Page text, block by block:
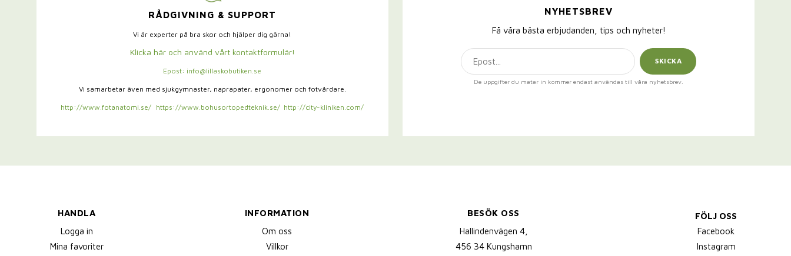
RÅDGIVNING & SUPPORT
Vi är experter på bra skor och hjälper dig gärna!
Klicka här och använd vårt kontaktformulär!
Epost: info@lillaskobutiken.se
Vi samarbetar även med sjukgymnaster, naprapater, ergonomer och fotvårdare.
http://www.fotanatomi.se/ https://www.bohusortopedteknik.se/ http://city-kliniken.com/
NYHETSBREV
Få våra bästa erbjudanden, tips och nyheter!
SKICKA
De uppgifter du matar in kommer endast användas till våra nyhetsbrev.
HANDLA
Logga in
Mina favoriter
INFORMATION
Om oss
Villkor
BESÖK OSS
Hallindenvägen 4,
456 34 Kungshamn
FÖLJ OSS
Facebook
Instagram